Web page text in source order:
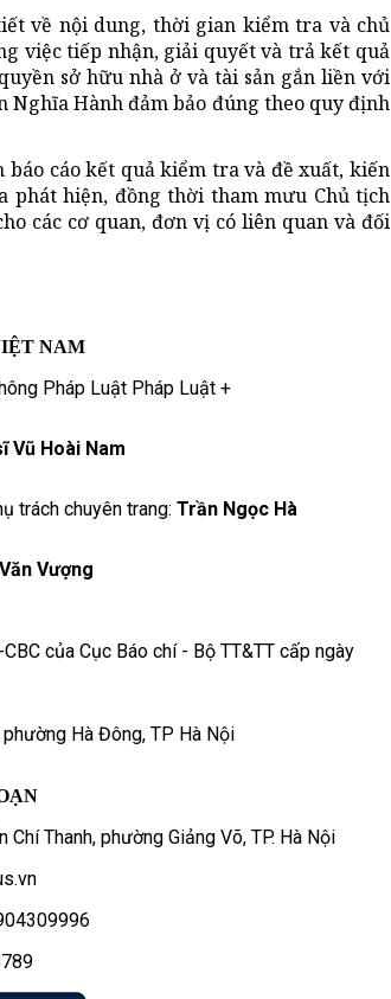
về nội dung, thời gian kiểm tra và chủ
việc tiếp nhận, giải quyết và trả kết quả
sở hữu nhà ở và tài sản gắn liền với
Nghĩa Hành đảm bảo đúng theo quy định
cáo kết quả kiểm tra và đề xuất, kiến
phát hiện, đồng thời tham mưu Chủ tịch
các cơ quan, đơn vị có liên quan và đối
NAM
Pháp Luật Pháp Luật +
Vũ Hoài Nam
trách chuyên trang: Trần Ngọc Hà
Vượng
của Cục Báo chí - Bộ TT&TT cấp ngày
Hà Đông, TP Hà Nội
Thanh, phường Giảng Võ, TP. Hà Nội